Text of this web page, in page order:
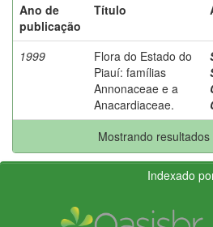
Ano de
publicação
Título
1999
Flora do Estado do
Piauí: famílias
Annonaceae e a
Anacardiaceae.
Mostrando resultados
Indexado